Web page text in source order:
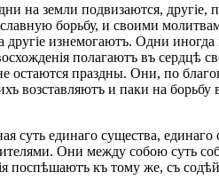
на земли подвизаются,
славную борьбу, и своими
другіе изнемогаютъ. Одни
полагаютъ въ
праздны. Они, по
возставляютъ и паки на
суть единаго существа,
Они между собою суть
поспѣшаютъ къ тому же, съ